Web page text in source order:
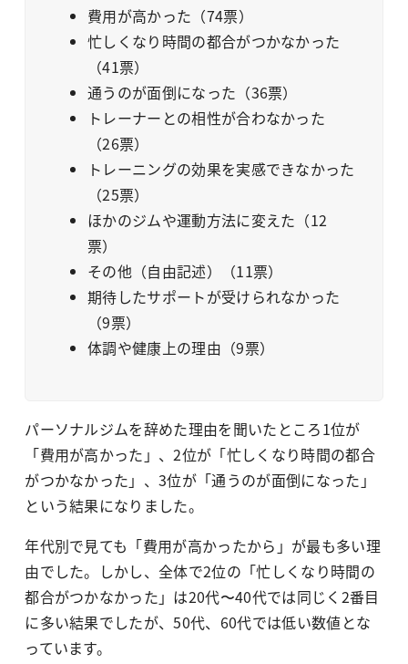
費用が高かった（74票）
忙しくなり時間の都合がつかなかった
（41票）
通うのが面倒になった（36票）
トレーナーとの相性が合わなかった
（26票）
トレーニングの効果を実感できなかった
（25票）
ほかのジムや運動方法に変えた（12
票）
その他（自由記述）（11票）
期待したサポートが受けられなかった
（9票）
体調や健康上の理由（9票）
パーソナルジムを辞めた理由を聞いたところ1位が
「費用が高かった」、2位が「忙しくなり時間の都合
がつかなかった」、3位が「通うのが面倒になった」
という結果になりました。
年代別で見ても「費用が高かったから」が最も多い理
由でした。しかし、全体で2位の「忙しくなり時間の
都合がつかなかった」は20代〜40代では同じく2番目
に多い結果でしたが、50代、60代では低い数値とな
っています。